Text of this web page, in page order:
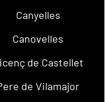
Canyelles
Canovelles
de Castellet
de Vilamajor